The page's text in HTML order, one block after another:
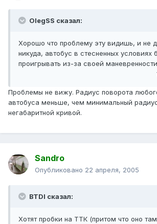
OlegSS сказал:
Хорошо что проблему эту видишь, и не
никуда, автобус в стесненных условиях
проигрывать из-за своей
Проблемы не вижу. Радиус поворота
автобуса меньше, чем минимальный
негабаритной кривой.
Sandro
Опубликовано 22 апреля, 2005
BTDI сказал:
Хотят пробки на ТТК (притом что оно